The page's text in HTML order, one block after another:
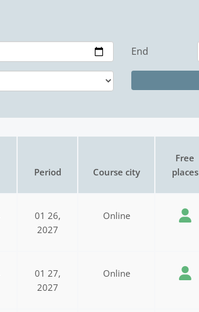
End
Period Course city
Free
places
01 26,
2027
Online
01 27,
2027
Online